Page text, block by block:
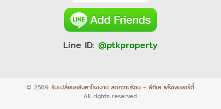
Line ID: @ptkproperty
© 2569 รับเปลี่ยนหลังคาโรงงาน ลดความร้อน - พีทีเค พร็อพเพอร์ตี้
All rights reserved.